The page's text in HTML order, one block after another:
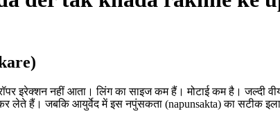
इरेक्शन नहीं आता। लिंग का साइज कम हैं। मोटाई कम है। जल्दी
कर लेते हैं। जबकि आयुर्वेद में इस नपुंसकता (napunsakta) का सटीक